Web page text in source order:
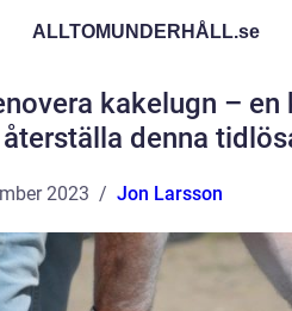
ALLTOMUNDERHÅLL.se
kakelugn –
återställa denna
2023 Jon Larsson